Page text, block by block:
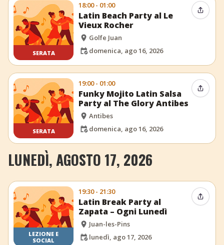
SERATA
18:00 - 01:00
Latin Beach Party al Le
Vieux Rocher
Golfe Juan
domenica, ago 16, 2026
SERATA
19:00 - 01:00
Funky Mojito Latin Salsa
Party al The Glory Antibes
Antibes
domenica, ago 16, 2026
LUNEDÌ, AGOSTO 17, 2026
LEZIONE E
SOCIAL
19:30 - 21:30
Latin Break Party al
Zapata – Ogni Lunedì
Juan-les-Pins
lunedì, ago 17, 2026